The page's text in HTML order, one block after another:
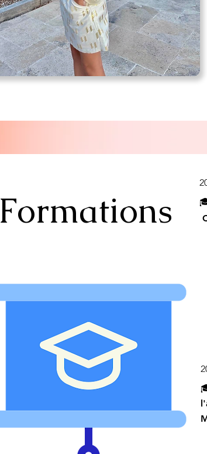
Formations